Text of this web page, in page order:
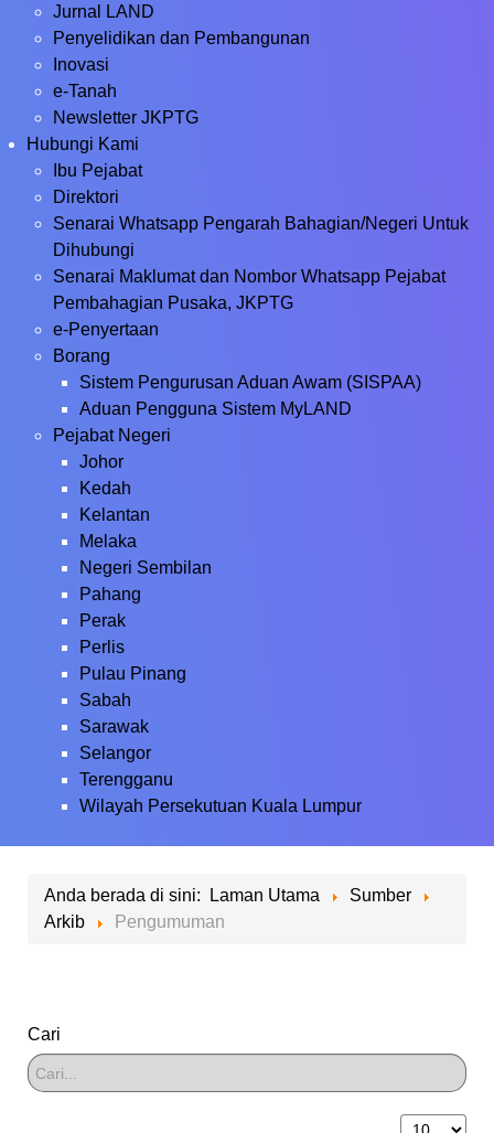
Jurnal LAND
Penyelidikan dan Pembangunan
Inovasi
e-Tanah
Newsletter JKPTG
Hubungi Kami
Ibu Pejabat
Direktori
Senarai Whatsapp Pengarah Bahagian/Negeri Untuk
Dihubungi
Senarai Maklumat dan Nombor Whatsapp Pejabat
Pembahagian Pusaka, JKPTG
e-Penyertaan
Borang
Sistem Pengurusan Aduan Awam (SISPAA)
Aduan Pengguna Sistem MyLAND
Pejabat Negeri
Johor
Kedah
Kelantan
Melaka
Negeri Sembilan
Pahang
Perak
Perlis
Pulau Pinang
Sabah
Sarawak
Selangor
Terengganu
Wilayah Persekutuan Kuala Lumpur
Anda berada di sini: Laman Utama
Sumber
Arkib
Pengumuman
Cari
Papar #